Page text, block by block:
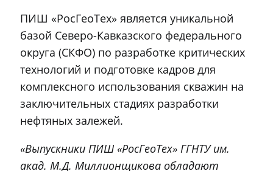
ПИШ «РосГеоТех» является уникальной
базой Северо-Кавказского федерального
округа (СКФО) по разработке критических
технологий и подготовке кадров для
комплексного использования скважин на
заключительных стадиях разработки
нефтяных залежей.
«Выпускники ПИШ «РосГеоТех» ГГНТУ им.
акад. М.Д. Миллионщикова обладают